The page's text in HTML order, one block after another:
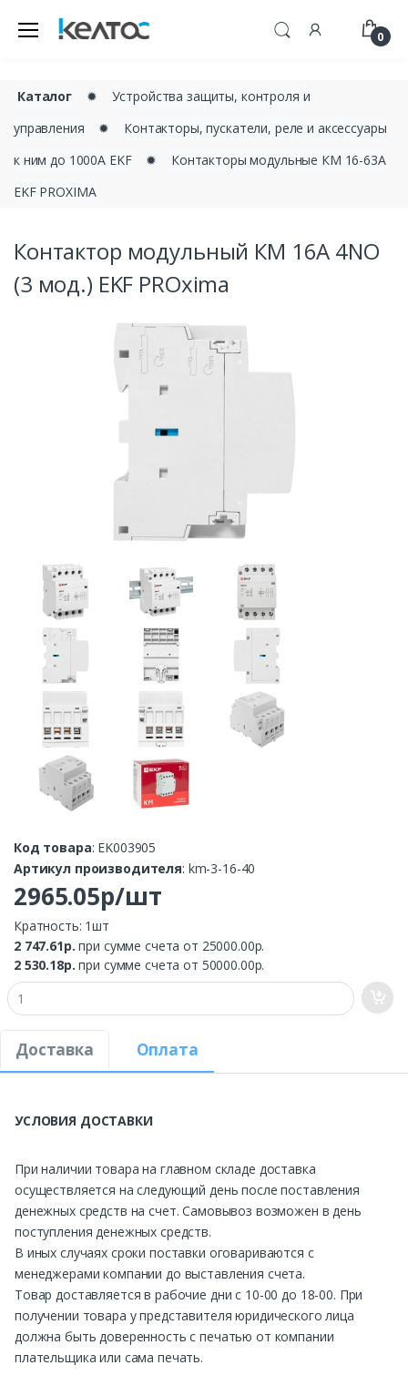
0
Каталог ✹
Устройства защиты, контроля и
управления
✹
Контакторы, пускатели, реле и аксессуары
к ним до 1000А EKF
✹
Контакторы модульные КМ 16-63А
EKF PROXIMA
Контактор модульный КМ 16А 4NО
(3 мод.) EKF PROxima
Код товара: EK003905
Артикул производителя: km-3-16-40
2965.05р/шт
Кратность: 1шт
2 747.61р.при сумме счета от 25000.00р.
2 530.18р.при сумме счета от 50000.00р.
Доставка Оплата
УСЛОВИЯ ДОСТАВКИ
При наличии товара на главном складе доставка
осуществляется на следующий день после поставления
денежных средств на счет. Самовывоз возможен в день
поступления денежных средств.
В иных случаях сроки поставки оговариваются с
менеджерами компании до выставления счета.
Товар доставляется в рабочие дни с 10-00 до 18-00. При
получении товара у представителя юридического лица
должна быть доверенность с печатью от компании
плательщика или сама печать.